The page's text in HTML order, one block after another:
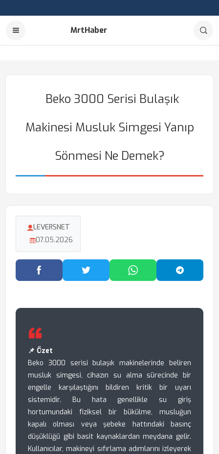
MrtHaber
Beko 3000 Serisi Bulaşık
Makinesi Musluk Simgesi Yanıp
Sönmesi Ne Demek?
LEVERSNET
07.05.2026
Facebook'ta PaylaşTwitter'da PaylaşWhatsApp'ta Paylaş
📌 Özet
Beko 3000 serisi bulaşık makinelerinde beliren
musluk simgesi, cihazın su alma sürecinde bir
engelle karşılaştığını bildiren kritik bir uyarı
sistemidir. Bu hata genellikle su giriş
hortumundaki fiziksel bir bükülme, musluğun
kapalı olması veya şebeke hattındaki basınç
düşüklüğü gibi basit kaynaklardan meydana gelir.
Kullanıcılar, makineyi sıfırlama adımlarını izleyerek